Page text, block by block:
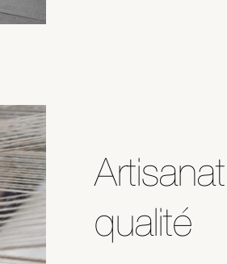
qualité